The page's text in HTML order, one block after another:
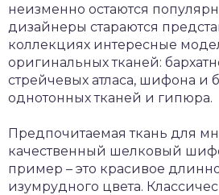
неизменно остаются
дизайнеры стараются
коллекциях интересные
оригинальных тканей:
стрейчевых атласа, шифона и
однотонных тканей и гипюра.
Предпочитаемая ткань для
качественный шелковый
пример – это красивое
изумрудного цвета.